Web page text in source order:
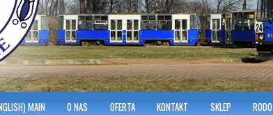
MAIN O NAS OFERTA KONTAKT SKLEP RODO